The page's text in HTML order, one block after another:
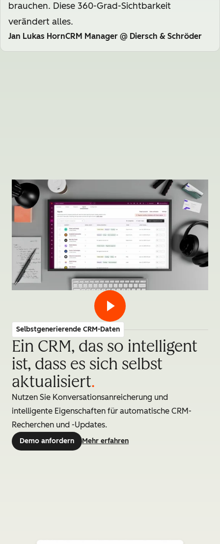
brauchen. Diese 360-Grad-Sichtbarkeit
verändert alles.
Jan Lukas HornCRM Manager @ Diersch & Schröder
Selbstgenerierende CRM-Daten
Ein CRM, das so intelligent
ist, dass es sich selbst
aktualisiert.
Nutzen Sie Konversationsanreicherung und
intelligente Eigenschaften für automatische CRM-
Recherchen und -Updates.
Demo anfordern Mehr erfahren